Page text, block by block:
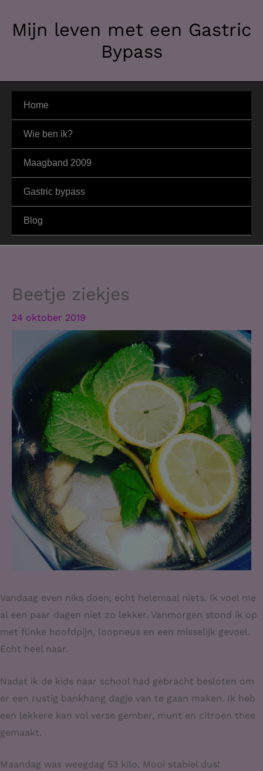
naarMijn leven met een Gastric
Bypass
Home
Wie ben ik?
Maagband 2009
Gastric bypass
Blog
Beetje ziekjes
24 oktober 2019
Vandaag even niks doen, echt helemaal niets. Ik voel me
al een paar dagen niet zo lekker. Vanmorgen stond ik op
met flinke hoofdpijn, loopneus en een misselijk gevoel.
Echt heel naar.
Nadat ik de kids naar school had gebracht besloten om
er een rustig bankhang dagje van te gaan maken. Ik heb
een lekkere kan vol verse gember, munt en citroen thee
gemaakt.
Maandag was weegdag 53 kilo. Mooi stabiel dus!